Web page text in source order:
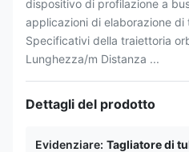
dispositivo di profilazione a
applicazioni di elaborazione di
Specificativi della traiettoria
Lunghezza/m Distanza ...
Dettagli del prodotto
Evidenziare: Tagliatore di